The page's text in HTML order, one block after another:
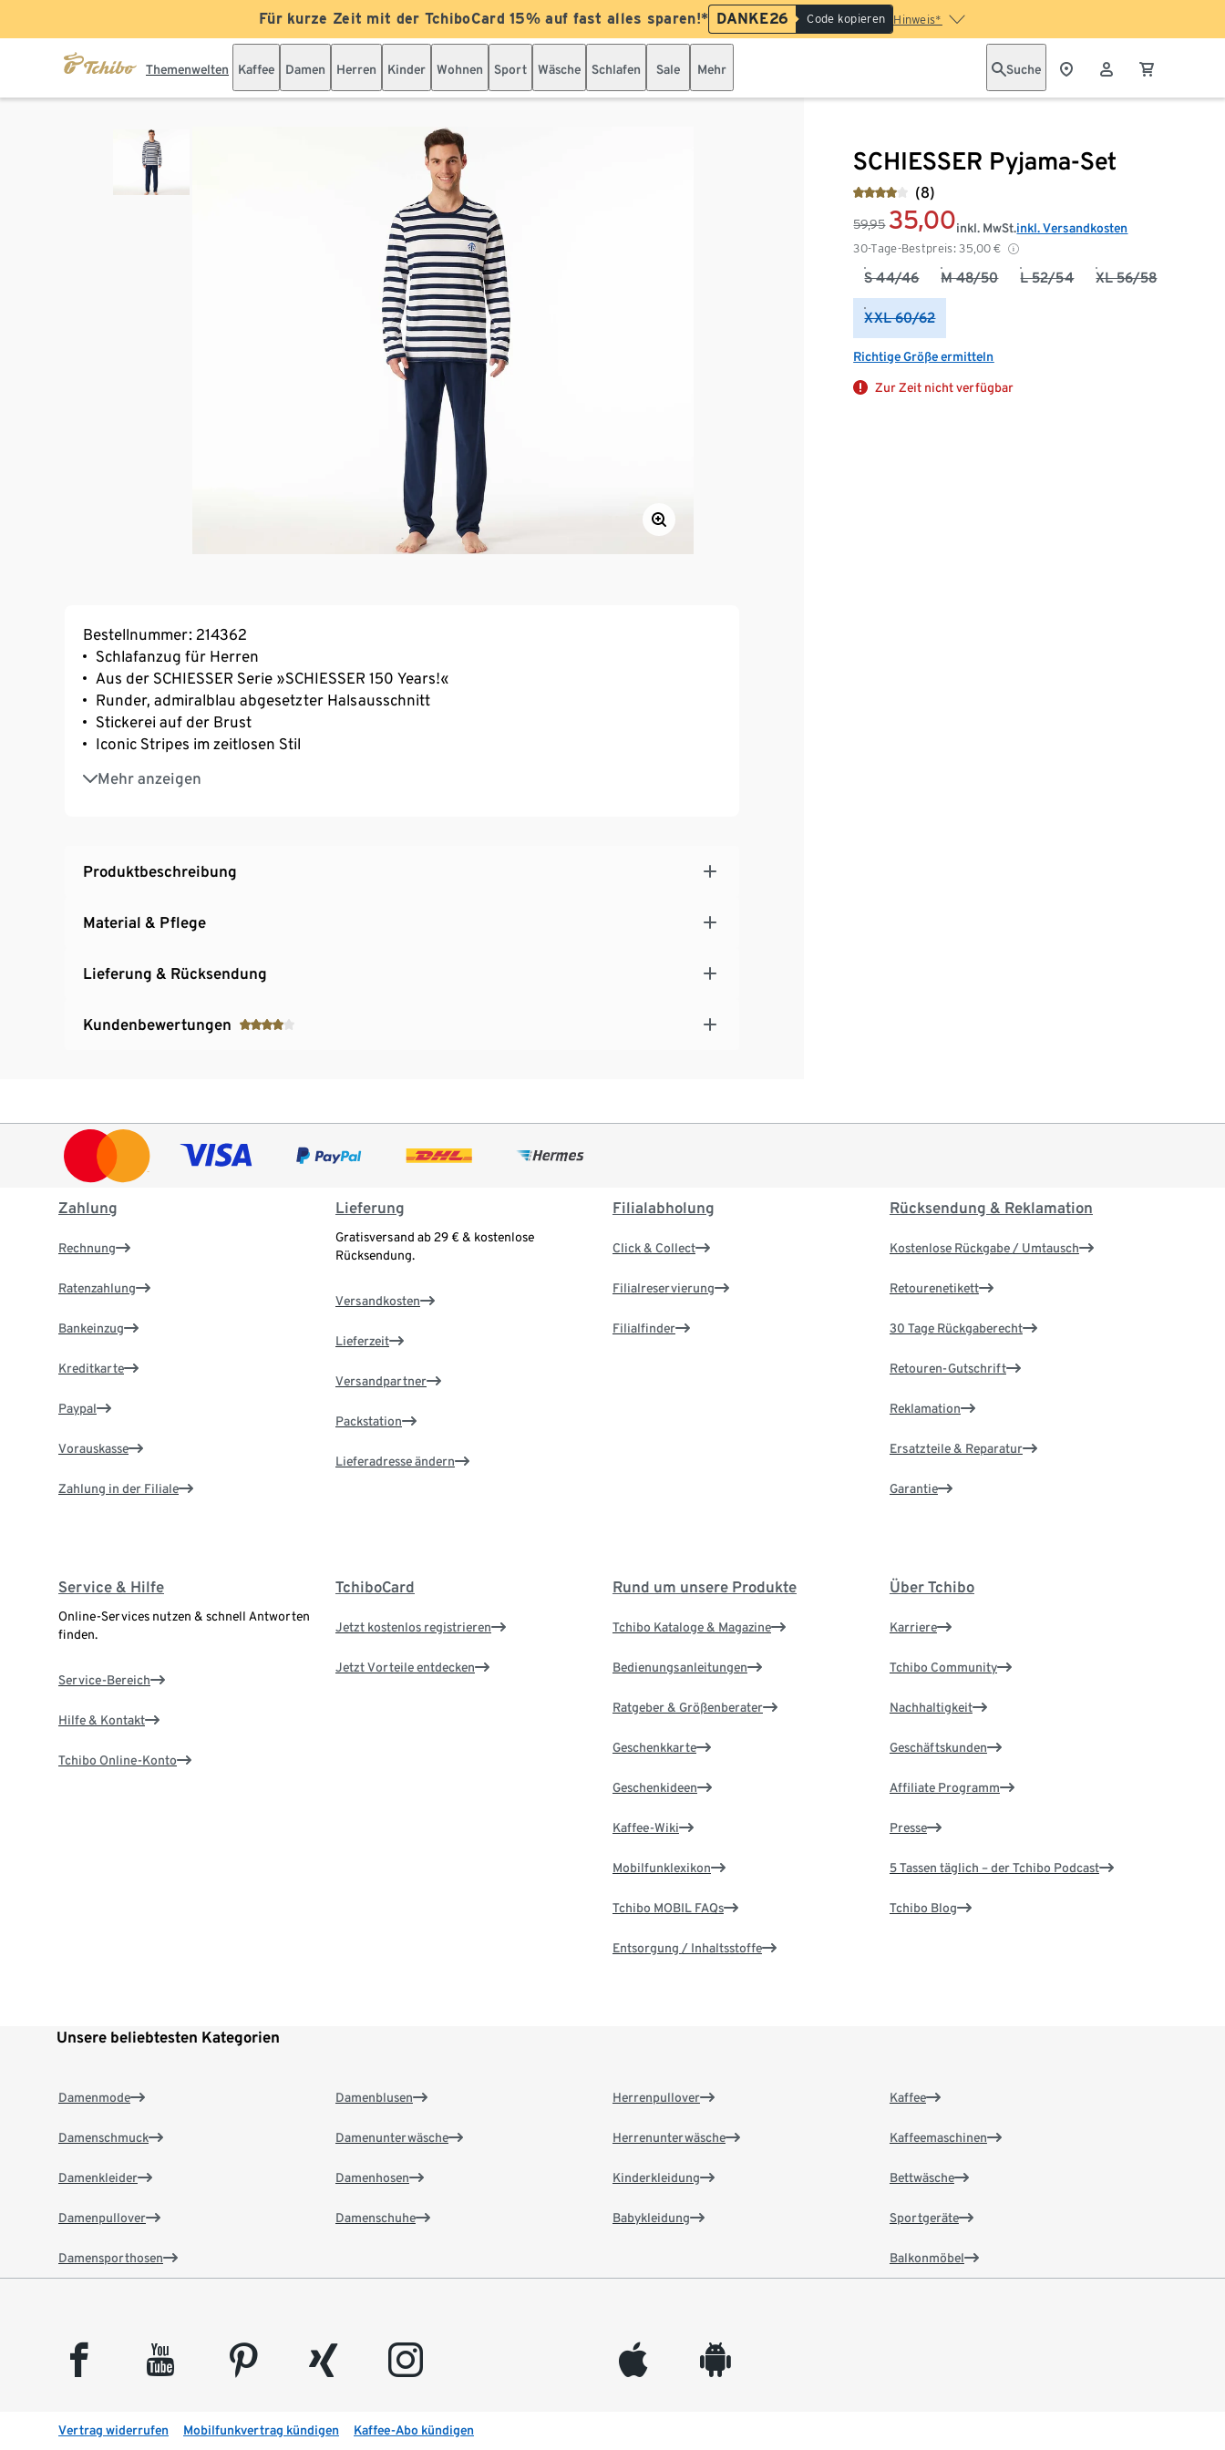
Für kurze Zeit mit der TchiboCard 15% auf fast alles sparen!* DANKE26 Code kopieren Hinweis*
Themenwelten Kaffee Damen Herren Kinder Wohnen Sport Wäsche Schlafen Sale Mehr Suche
SCHIESSER Pyjama-Set
(8)
59,95 35,00
30-Tage-Bestpreis: 35,00 €
inkl. MwSt.inkl. Versandkosten
S 44/46 M 48/50 L 52/54 XL 56/58
XXL 60/62
Richtige Größe ermitteln
Zur Zeit nicht verfügbar
Bestellnummer: 214362
Schlafanzug für Herren
Aus der SCHIESSER Serie »SCHIESSER 150 Years!«
Runder, admiralblau abgesetzter Halsausschnitt
Stickerei auf der Brust
Iconic Stripes im zeitlosen Stil
Mehr anzeigen
Reine Baumwolle
Unser Model ist 187 cm groß und trägt Größe 38/M
Produktbeschreibung
Material & Pflege
Lieferung & Rücksendung
Kundenbewertungen
Zahlung
Rechnung
Ratenzahlung
Bankeinzug
Kreditkarte
Paypal
Vorauskasse
Zahlung in der Filiale
Lieferung
Gratisversand ab 29 € & kostenlose
Rücksendung.
Versandkosten
Lieferzeit
Versandpartner
Packstation
Lieferadresse ändern
Filialabholung
Click & Collect
Filialreservierung
Filialfinder
Rücksendung & Reklamation
Kostenlose Rückgabe / Umtausch
Retourenetikett
30 Tage Rückgaberecht
Retouren-Gutschrift
Reklamation
Ersatzteile & Reparatur
Garantie
Service & Hilfe
Online-Services nutzen & schnell Antworten
finden.
Service-Bereich
Hilfe & Kontakt
Tchibo Online-Konto
TchiboCard
Jetzt kostenlos registrieren
Jetzt Vorteile entdecken
Rund um unsere Produkte
Tchibo Kataloge & Magazine
Bedienungsanleitungen
Ratgeber & Größenberater
Geschenkkarte
Geschenkideen
Kaffee-Wiki
Mobilfunklexikon
Tchibo MOBIL FAQs
Entsorgung / Inhaltsstoffe
Über Tchibo
Karriere
Tchibo Community
Nachhaltigkeit
Geschäftskunden
Affiliate Programm
Presse
5 Tassen täglich – der Tchibo Podcast
Tchibo Blog
Unsere beliebtesten Kategorien
Damenmode
Damenschmuck
Damenkleider
Damenpullover
Damensporthosen
Damenblusen
Damenunterwäsche
Damenhosen
Damenschuhe
Herrenpullover
Herrenunterwäsche
Kinderkleidung
Babykleidung
Kaffee
Kaffeemaschinen
Bettwäsche
Sportgeräte
Balkonmöbel
facebook youtube pinterest xing instagram appleinc android
Vertrag widerrufen Mobilfunkvertrag kündigen Kaffee-Abo kündigen